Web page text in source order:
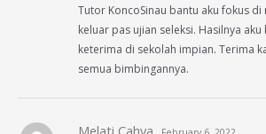
Tutor KoncoSinau bantu aku fokus
keluar pas ujian seleksi. Hasilnya
keterima di sekolah impian. Terima
semua bimbingannya.
Melati Cahya